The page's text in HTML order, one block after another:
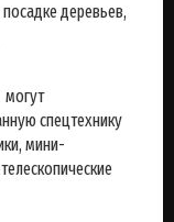
деревьев,
спецтехнику
мини-